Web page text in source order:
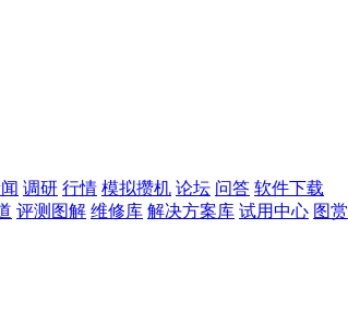
调研 行情 模拟攒机 论坛 问答 软件下载
评测图解 维修库 解决方案库 试用中心 图赏